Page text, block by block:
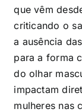
que vêm
criticando o
a ausência
para a forma
do olhar
impactam
mulheres nas